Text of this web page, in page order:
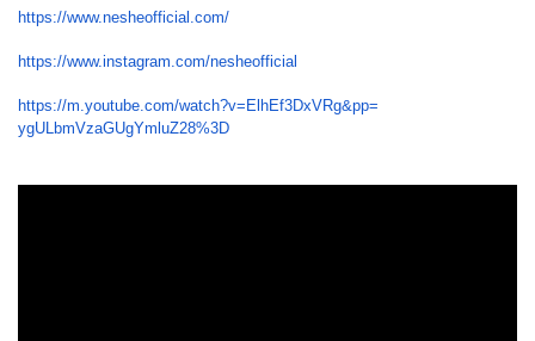
https://www.nesheofficial.com/
https://www.instagram.com/nesheofficial
https://m.youtube.com/watch?v= ElhEf3DxVRg&pp=
ygULbmVzaGUgYmluZ28%3D